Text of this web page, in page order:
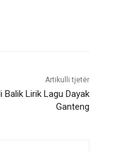
Artikulli tjetër
Balik Lirik Lagu Dayak
Ganteng